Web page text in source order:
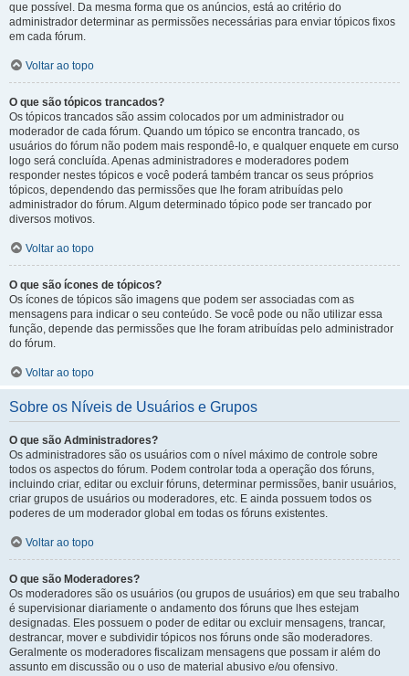
que possível. Da mesma forma que os anúncios, está ao critério do
administrador determinar as permissões necessárias para enviar tópicos fixos
em cada fórum.
Voltar ao topo
O que são tópicos trancados?
Os tópicos trancados são assim colocados por um administrador ou
moderador de cada fórum. Quando um tópico se encontra trancado, os
usuários do fórum não podem mais respondê-lo, e qualquer enquete em curso
logo será concluída. Apenas administradores e moderadores podem
responder nestes tópicos e você poderá também trancar os seus próprios
tópicos, dependendo das permissões que lhe foram atribuídas pelo
administrador do fórum. Algum determinado tópico pode ser trancado por
diversos motivos.
Voltar ao topo
O que são ícones de tópicos?
Os ícones de tópicos são imagens que podem ser associadas com as
mensagens para indicar o seu conteúdo. Se você pode ou não utilizar essa
função, depende das permissões que lhe foram atribuídas pelo administrador
do fórum.
Voltar ao topo
Sobre os Níveis de Usuários e Grupos
O que são Administradores?
Os administradores são os usuários com o nível máximo de controle sobre
todos os aspectos do fórum. Podem controlar toda a operação dos fóruns,
incluindo criar, editar ou excluir fóruns, determinar permissões, banir usuários,
criar grupos de usuários ou moderadores, etc. E ainda possuem todos os
poderes de um moderador global em todas os fóruns existentes.
Voltar ao topo
O que são Moderadores?
Os moderadores são os usuários (ou grupos de usuários) em que seu trabalho
é supervisionar diariamente o andamento dos fóruns que lhes estejam
designadas. Eles possuem o poder de editar ou excluir mensagens, trancar,
destrancar, mover e subdividir tópicos nos fóruns onde são moderadores.
Geralmente os moderadores fiscalizam mensagens que possam ir além do
assunto em discussão ou o uso de material abusivo e/ou ofensivo.